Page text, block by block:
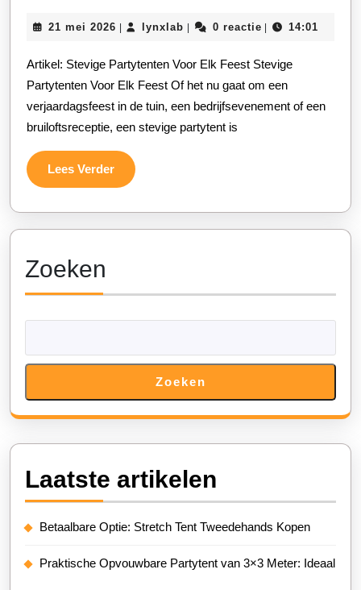
Bescherming
en
Duurzaamheid
Voor
Elk
21 mei 2026 21
| lynxlab lynxlab
| 0 reactie | 14:01
Artikel: Stevige Partytenten Voor Elk Feest Stevige
Partytenten Voor Elk Feest Of het nu gaat om een
verjaardagsfeest in de tuin, een bedrijfsevenement of een
bruiloftsreceptie, een stevige partytent is
Lees VerderLees
Verder
Zoeken
Zoeken
Laatste artikelen
Betaalbare Optie: Stretch Tent Tweedehands Kopen
Praktische Opvouwbare Partytent van 3×3 Meter: Ideaal